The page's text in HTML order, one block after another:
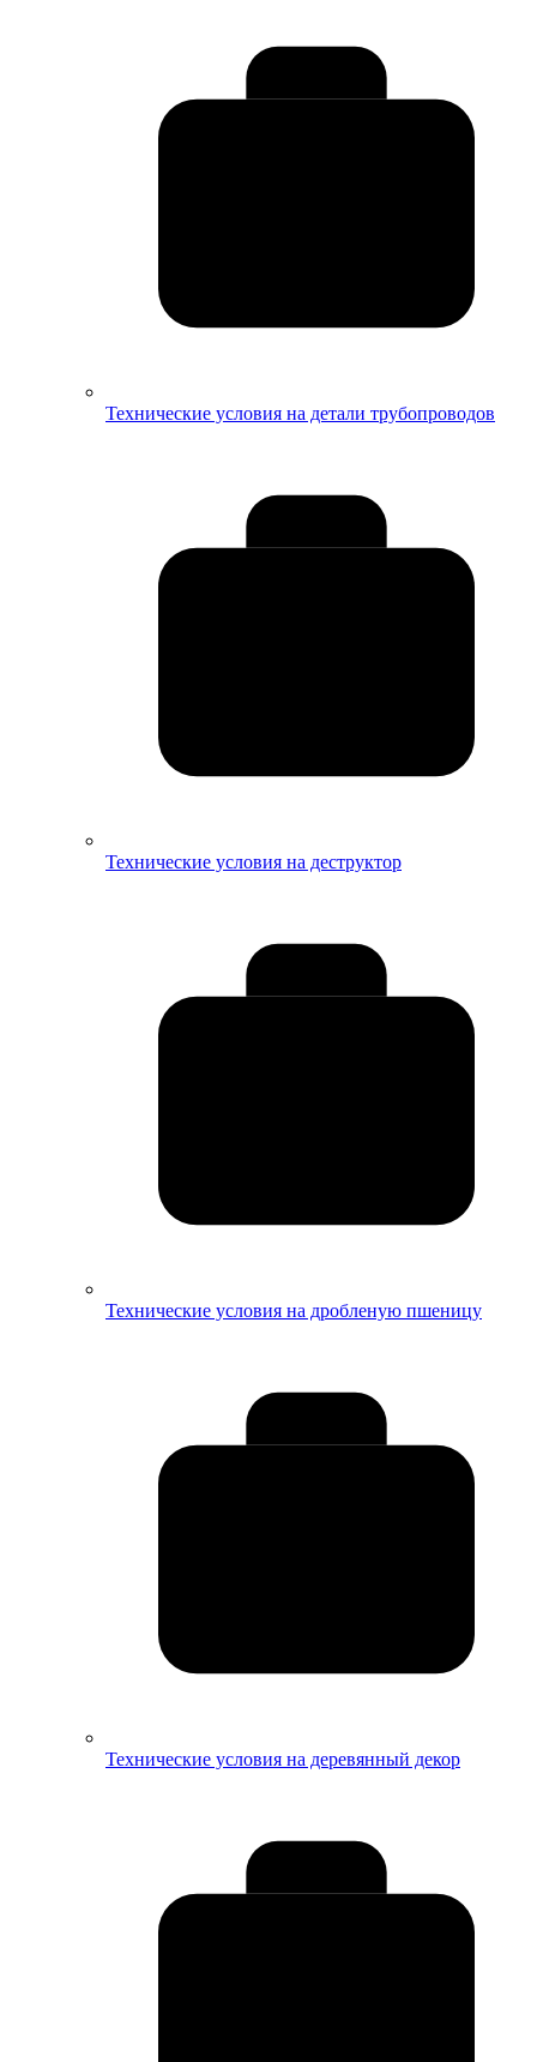
Технические условия на детали трубопроводов
Технические условия на деструктор
Технические условия на дробленую пшеницу
Технические условия на деревянный декор